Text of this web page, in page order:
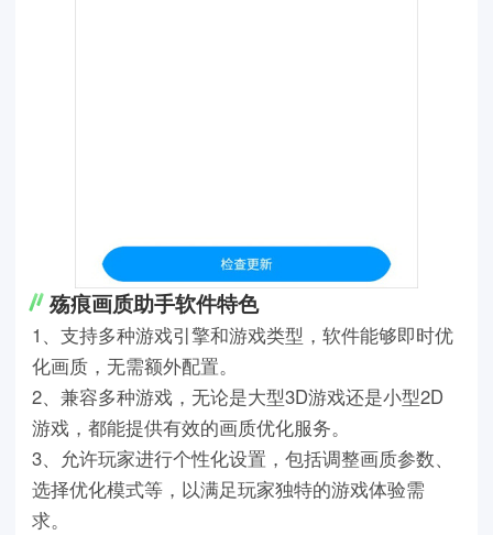
殇痕画质助手软件特色
1、支持多种游戏引擎和游戏类型，软件能够即时优
化画质，无需额外配置。
2、兼容多种游戏，无论是大型3D游戏还是小型2D
游戏，都能提供有效的画质优化服务。
3、允许玩家进行个性化设置，包括调整画质参数、
选择优化模式等，以满足玩家独特的游戏体验需
求。